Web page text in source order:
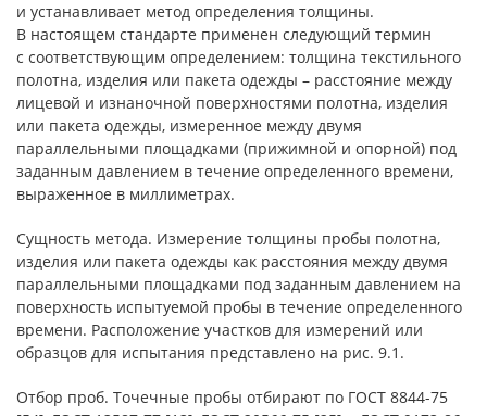
и устанавливает метод определения толщины.
В настоящем стандарте применен следующий термин
с соответствующим определением: толщина текстильного
полотна, изделия или пакета одежды – расстояние между
лицевой и изнаночной поверхностями полотна, изделия
или пакета одежды, измеренное между двумя
параллельными площадками (прижимной и опорной) под
заданным давлением в течение определенного времени,
выраженное в миллиметрах.
Сущность метода. Измерение толщины пробы полотна,
изделия или пакета одежды как расстояния между двумя
параллельными площадками под заданным давлением на
поверхность испытуемой пробы в течение определенного
времени. Расположение участков для измерений или
образцов для испытания представлено на рис. 9.1.
Отбор проб. Точечные пробы отбирают по ГОСТ 8844-75